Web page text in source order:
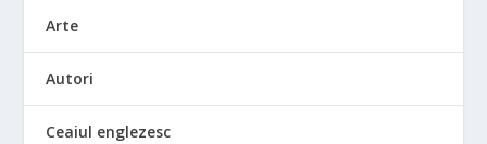
Arte
Autori
Ceaiul englezesc